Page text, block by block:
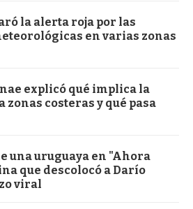
la alerta roja por las
en varias zonas
explicó qué implica la
zonas costeras y qué pasa
una uruguaya en "Ahora
que descolocó a Darío
viral